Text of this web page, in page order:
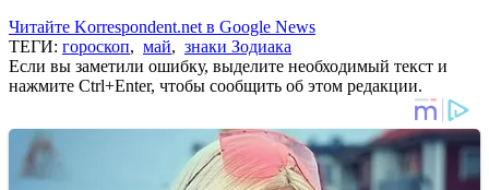
Читайте Korrespondent.net в Google News
ТЕГИ: гороскоп, май, знаки Зодиака
Если вы заметили ошибку, выделите необходимый текст и
нажмите Ctrl+Enter, чтобы сообщить об этом редакции.